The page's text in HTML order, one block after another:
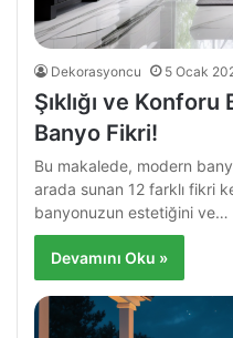
Dekorasyoncu 5 Ocak
Şıklığı ve
Banyo Fikri!
Bu makalede, modern
arada sunan 12 farklı fikri
banyonuzun estetiğini ve…
Devamını Oku »